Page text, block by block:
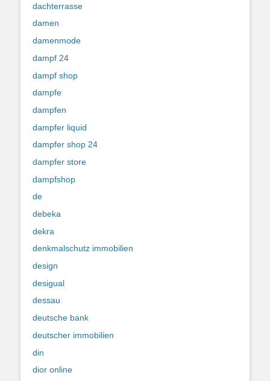
dachterrasse
damen
damenmode
dampf 24
dampf shop
dampfe
dampfen
dampfer liquid
dampfer shop 24
dampfer store
dampfshop
de
debeka
dekra
denkmalschutz immobilien
design
desigual
dessau
deutsche bank
deutscher immobilien
din
dior online